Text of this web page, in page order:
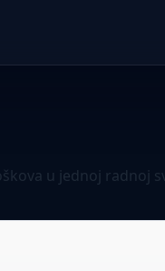
u jednoj radnoj